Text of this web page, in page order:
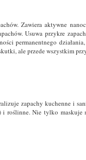
Zawiera aktywne
Usuwa przykre
permanentnego
ale przede wszystkim
zapachy kuchenne i
roślinne. Nie tylko